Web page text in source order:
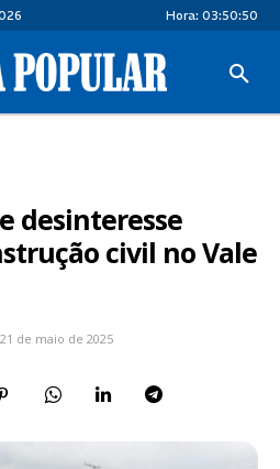
Hora:03:50:51
desinteresse
civil no Vale
21 de maio de 2025